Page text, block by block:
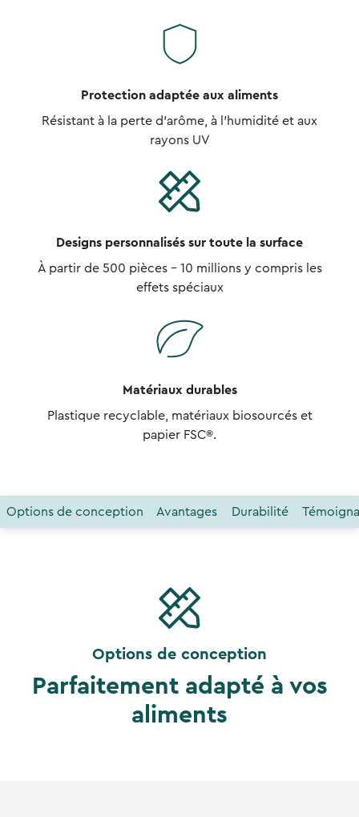
Protection adaptée aux aliments
Résistant à la perte d'arôme, à l'humidité et aux
rayons UV
Designs personnalisés sur toute la surface
À partir de 500 pièces - 10 millions y compris les
effets spéciaux
Matériaux durables
Plastique recyclable, matériaux biosourcés et
papier FSC®.
Options de conception Avantages Durabilité
Options de conception
Parfaitement adapté à vos
aliments